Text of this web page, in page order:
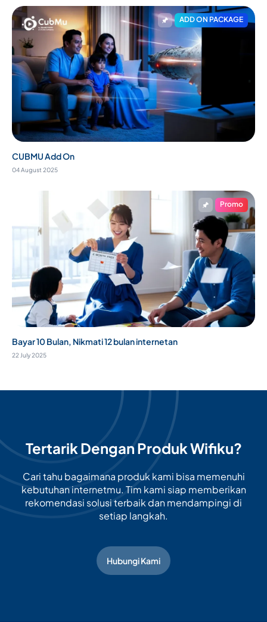
ADD ON PACKAGE
CUBMU Add On
04 August 2025
Promo
Bayar 10 Bulan, Nikmati 12 bulan internetan
22 July 2025
Tertarik Dengan Produk Wifiku?
Cari tahu bagaimana produk kami bisa memenuhi
kebutuhan internetmu. Tim kami siap memberikan
rekomendasi solusi terbaik dan mendampingi di
setiap langkah.
Hubungi Kami